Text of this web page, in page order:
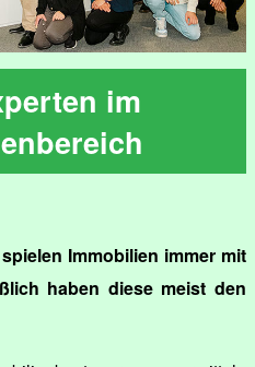
im
Immobilien immer mit
haben diese meist den